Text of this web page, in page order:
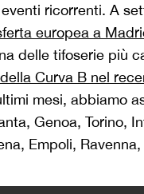
ricorrenti. A
europea a
delle tifoserie più
Curva B nel
mesi, abbiamo
Genoa, Torino,
Empoli,